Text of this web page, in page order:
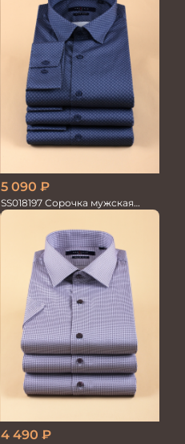
5 090 ₽
SS018197 Сорочка мужская
GROSTYLE PRIME
4 490 ₽